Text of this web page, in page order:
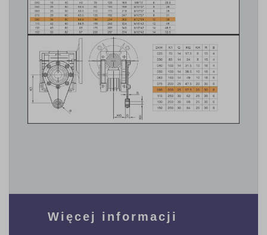
Więcej informacji